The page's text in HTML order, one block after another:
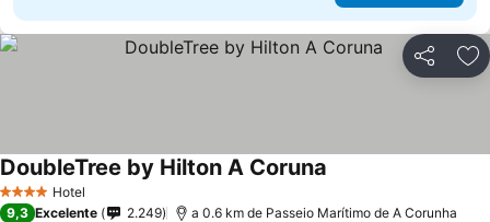
Partilhar
4 EstrelasHotel
DoubleTree by Hilton A Coruna
9,3 Excelente 2.249 a 0.6 km de Passeio Marítimo de A Corunha